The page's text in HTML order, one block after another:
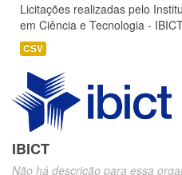
Licitações realizadas pelo
em Ciência e Tecnologia -
CSV
IBICT
Não há descrição para essa